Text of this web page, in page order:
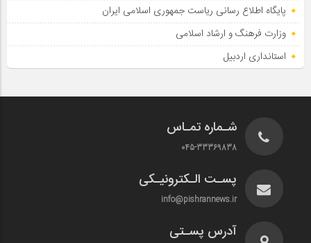
پایگاه اطلاع‌ رسانی ریاست‌ جمهوری اسلامی ایران
وزارت فرهنگ و ارشاد اسلامی
استانداری اردبیل
شـماره تمـاس
045-33369838
پسـت الـکترونیـکی
info@pishrannews.ir
آدرس پسـتی